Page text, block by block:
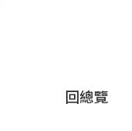
回總覽